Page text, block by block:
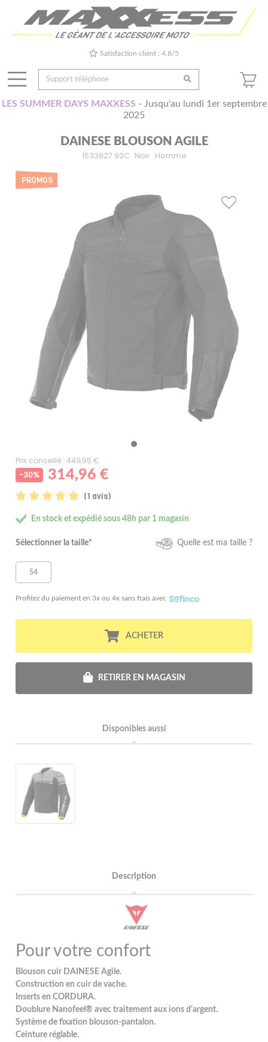
Satisfaction client : 4.8/5
LES SUMMER DAYS MAXXESS - Jusqu'au lundi 1er septembre
2025
DAINESE BLOUSON AGILE
1533827 92C Noir Homme
PROMOS
Prix conseillé : 449,95 €
-30%
314,96 €
(1 avis)
En stock et expédié sous 48h par 1 magasin
Sélectionner la taille* Quelle est ma taille ?
54
Profitez du paiement en 3x ou 4x sans frais avec
ACHETER
RETIRER EN MAGASIN
Disponibles aussi
Description
Pour votre confort
Blouson cuir DAINESE Agile.
Construction en cuir de vache.
Inserts en CORDURA.
Doublure Nanofeel® avec traitement aux ions d'argent.
Système de fixation blouson-pantalon.
Ceinture réglable.